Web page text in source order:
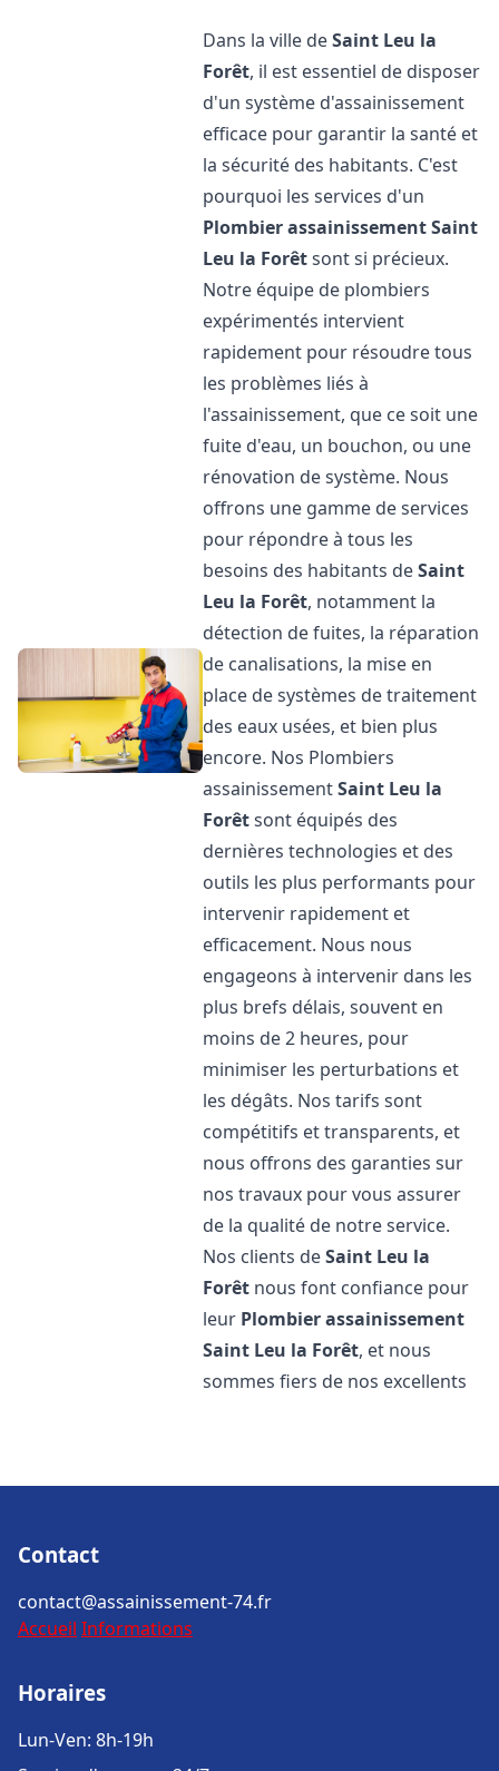
Dans la ville deSaint Leu la
Forêt, il est essentiel de disposer
d'un système d'assainissement
efficace pour garantir la santé et
la sécurité des habitants. C'est
pourquoi les services d'un
Plombier assainissementSaint
Leu la Forêtsont si précieux.
Notre équipe de plombiers
expérimentés intervient
rapidement pour résoudre tous
les problèmes liés à
l'assainissement, que ce soit une
fuite d'eau, un bouchon, ou une
rénovation de système. Nous
offrons une gamme de services
pour répondre à tous les
besoins des habitants deSaint
Leu la Forêt, notamment la
détection de fuites, la réparation
de canalisations, la mise en
place de systèmes de traitement
des eaux usées, et bien plus
encore. Nos Plombiers
assainissementSaint Leu la
Forêtsont équipés des
dernières technologies et des
outils les plus performants pour
intervenir rapidement et
efficacement. Nous nous
engageons à intervenir dans les
plus brefs délais, souvent en
moins de 2 heures, pour
minimiser les perturbations et
les dégâts. Nos tarifs sont
compétitifs et transparents, et
nous offrons des garanties sur
nos travaux pour vous assurer
de la qualité de notre service.
Nos clients deSaint Leu la
Forêt nous font confiance pour
leur Plombier assainissement
Saint Leu la Forêt, et nous
sommes fiers de nos excellents
Contact
contact@assainissement-74.fr
Accueil Informations
Horaires
Lun-Ven: 8h-19h